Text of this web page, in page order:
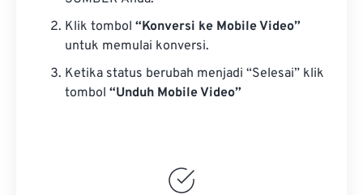
Klik tombol “Konversi ke Mobile Video”
untuk memulai konversi.
Ketika status berubah menjadi “Selesai” klik
tombol “Unduh Mobile Video”